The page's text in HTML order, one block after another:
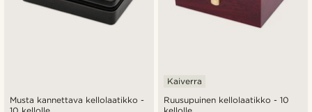
Musta kannettava kellolaatikko -
10 kellolle
Ruusupuinen kellolaatikko - 10
kellolle
Kaiverra